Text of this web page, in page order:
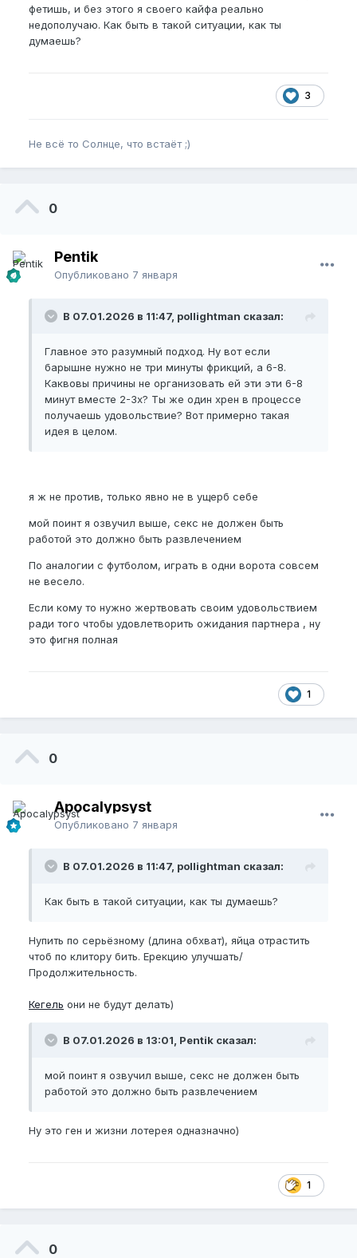
фетишь, и без этого я своего кайфа реально
недополучаю. Как быть в такой ситуации, как ты
думаешь?
3
Не всё то Солнце, что встаёт ;)
0
Pentik
Опубликовано 7 января
В 07.01.2026 в 11:47, pollightman сказал:
Главное это разумный подход. Ну вот если
барышне нужно не три минуты фрикций, а 6-8.
Каквовы причины не организовать ей эти эти 6-8
минут вместе 2-3х? Ты же один хрен в процессе
получаешь удовольствие? Вот примерно такая
идея в целом.
я ж не против, только явно не в ущерб себе
мой поинт я озвучил выше, секс не должен быть
работой это должно быть развлечением
По аналогии с футболом, играть в одни ворота совсем
не весело.
Если кому то нужно жертвовать своим удовольствием
ради того чтобы удовлетворить ожидания партнера , ну
это фигня полная
1
0
Apocalypsyst
Опубликовано 7 января
В 07.01.2026 в 11:47, pollightman сказал:
Как быть в такой ситуации, как ты думаешь?
Нупить по серьёзному (длина обхват), яйца отрастить
чтоб по клитору бить. Ерекцию улучшать/
Продолжительность.
Кегель они не будут делать)
В 07.01.2026 в 13:01, Pentik сказал:
мой поинт я озвучил выше, секс не должен быть
работой это должно быть развлечением
Ну это ген и жизни лотерея одназначно)
1
0